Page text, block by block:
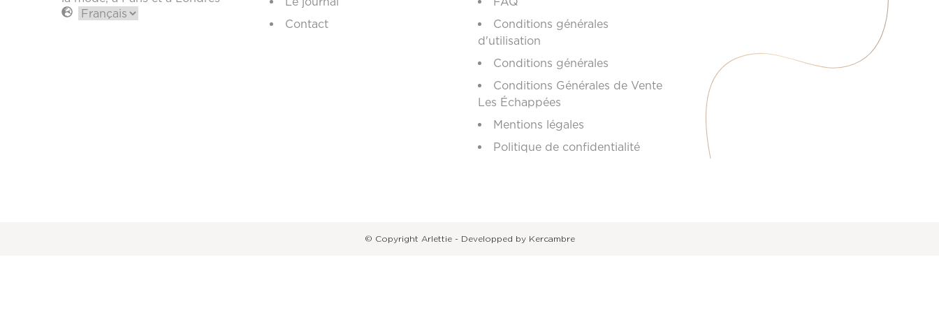
Contact
Conditions générales
d'utilisation
Conditions générales
Conditions Générales de Vente
Les Échappées
Mentions légales
Politique de confidentialité
© Copyright Arlettie - Developped by Kercambre